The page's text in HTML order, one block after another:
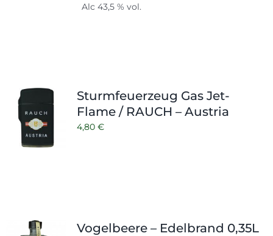
Alc 43,5 % vol.
Sturmfeuerzeug Gas Jet-
Flame / RAUCH – Austria
4,80 €
Vogelbeere – Edelbrand 0,35L